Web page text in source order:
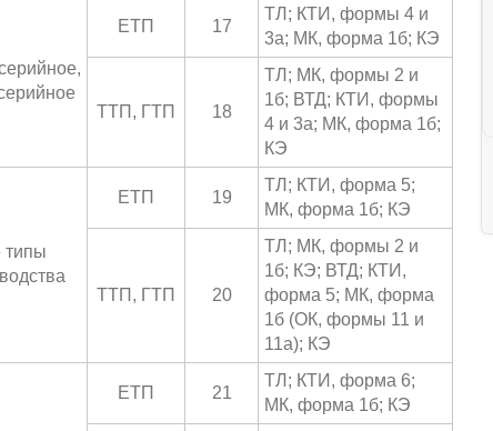
ЕТП 17
ТЛ; КТИ, формы 4 и
3а; МК, форма 1б; КЭ
ТТП, ГТП 18
ТЛ; МК, формы 2 и
1б; ВТД; КТИ, формы
4 и 3а; МК, форма 1б;
КЭ
типы
ЕТП 19
ТЛ; КТИ, форма 5;
МК, форма 1б; КЭ
ТТП, ГТП 20
ТЛ; МК, формы 2 и
1б; КЭ; ВТД; КТИ,
форма 5; МК, форма
1б (ОК, формы 11 и
11a); КЭ
ЕТП 21
ТЛ; КТИ, форма 6;
МК, форма 1б; КЭ